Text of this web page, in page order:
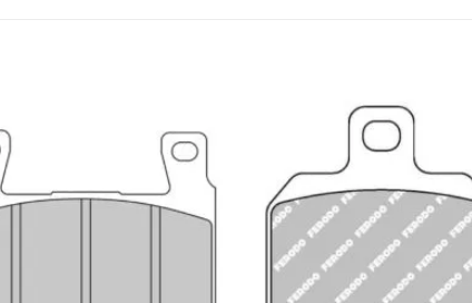
Favorilerime
Ekle
Ekle